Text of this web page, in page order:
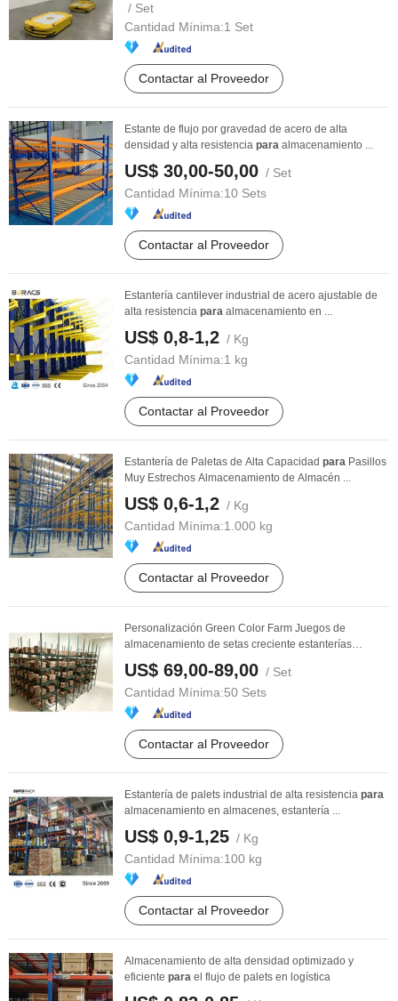
/ Set
Cantidad Mínima:1 Set
Contactar al Proveedor
Estante de flujo por gravedad de acero de alta
densidad y alta resistencia para almacenamiento ...
US$ 30,00-50,00 / Set
Cantidad Mínima:10 Sets
Contactar al Proveedor
Estantería cantilever industrial de acero ajustable de
alta resistencia para almacenamiento en ...
US$ 0,8-1,2 / Kg
Cantidad Mínima:1 kg
Contactar al Proveedor
Estantería de Paletas de Alta Capacidad para Pasillos
Muy Estrechos Almacenamiento de Almacén ...
US$ 0,6-1,2 / Kg
Cantidad Mínima:1.000 kg
Contactar al Proveedor
Personalización Green Color Farm Juegos de
almacenamiento de setas creciente estanterías
Fabricantes
US$ 69,00-89,00 / Set
Cantidad Mínima:50 Sets
Contactar al Proveedor
Estantería de palets industrial de alta resistencia para
almacenamiento en almacenes, estantería ...
US$ 0,9-1,25 / Kg
Cantidad Mínima:100 kg
Contactar al Proveedor
Almacenamiento de alta densidad optimizado y
eficiente para el flujo de palets en logística